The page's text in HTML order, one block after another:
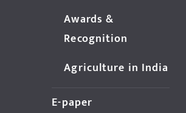
Awards &
Recognition
Agriculture in India
E-paper